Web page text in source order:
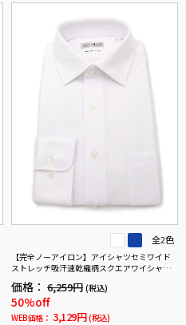
全2色
【完全ノーアイロン】アイシャツセミワイド
ストレッチ吸汗速乾織柄スクエアワイシャツi-
shirt通年
価格： 6,259円 (税込)
50%off
WEB価格： 3,129円 (税込)